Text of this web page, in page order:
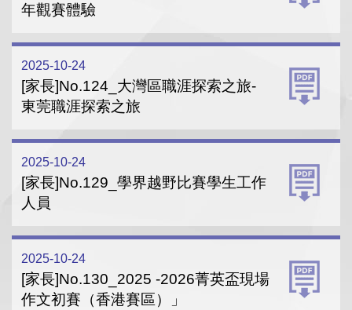
年觀賽體驗
2025-10-24
[家長]No.124_大灣區職涯探索之旅-
東莞職涯探索之旅
2025-10-24
[家長]No.129_學界越野比賽學生工作
人員
2025-10-24
[家長]No.130_2025 -2026菁英盃現場
作文初賽（香港賽區）」